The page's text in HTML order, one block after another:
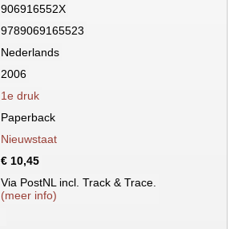
906916552X
9789069165523
Nederlands
2006
1e druk
Paperback
Nieuwstaat
€ 10,45
Via PostNL incl. Track & Trace.
(meer info)